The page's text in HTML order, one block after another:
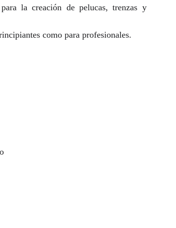
la creación de pelucas, trenzas y
como para profesionales.